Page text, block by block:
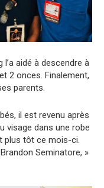
l’a aidé à descendre à
2 onces. Finalement,
parents.
il est revenu après
visage dans une robe
plus tôt ce mois-ci.
Seminatore, »